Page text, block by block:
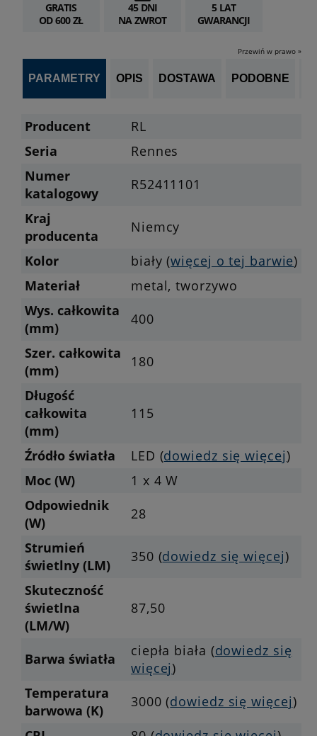
GRATIS
OD 600 ZŁ
45 DNI
NA ZWROT
5 LAT
GWARANCJI
Przewiń w prawo »
PARAMETRY OPIS DOSTAWA PODOBNE
Producent
RL
Seria
Rennes
Numer
katalogowy
R52411101
Kraj
producenta
Niemcy
Kolor
biały (więcej o tej barwie)
Materiał
metal, tworzywo
Wys. całkowita
(mm)
400
Szer. całkowita
(mm)
180
Długość
całkowita
(mm)
115
Źródło światła LED (dowiedz się więcej)
Moc (W)
1 x 4 W
Odpowiednik
(W)
28
Strumień
świetlny (LM)
350 (dowiedz się więcej)
Skuteczność
świetlna
(LM/W)
87,50
Barwa światła ciepła biała (dowiedz się
więcej)
Temperatura
barwowa (K)
3000 (dowiedz się więcej)